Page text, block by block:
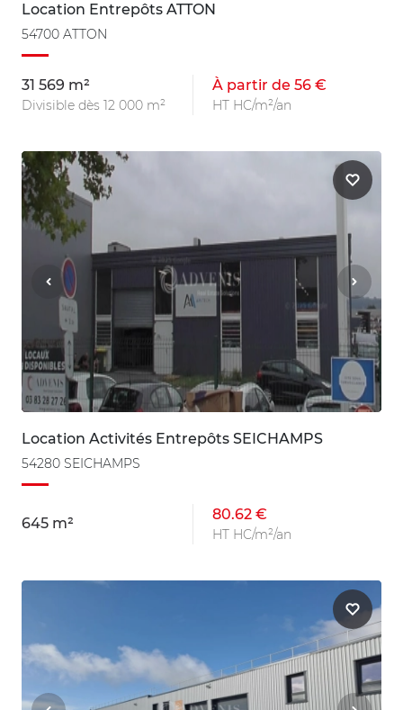
Location Entrepôts ATTON
54700 ATTON
31 569 m²
Divisible dès 12 000 m²
À partir de 56 €
HT HC/m²/an
Location Activités Entrepôts SEICHAMPS
54280 SEICHAMPS
645 m²
80.62 €
HT HC/m²/an